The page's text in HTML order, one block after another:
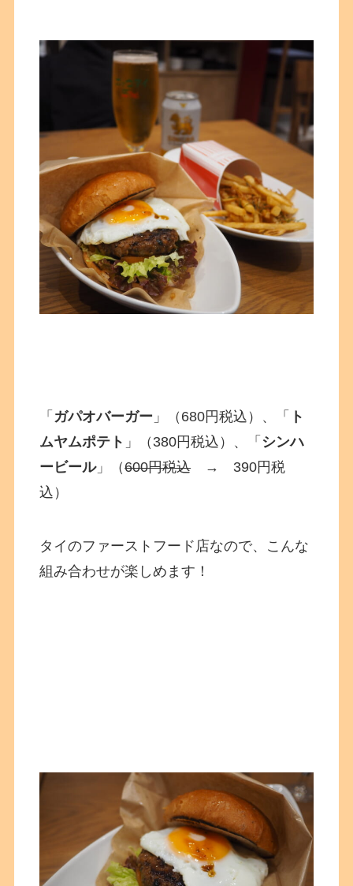
「 ガパオバーガー 」（680円税込）、「
ト
ムヤムポテト 」（380円税込）、「 シンハ
ービール」（600円税込→ 390円税
込）
タイのファーストフード店なので、こんな
組み合わせが楽しめます！